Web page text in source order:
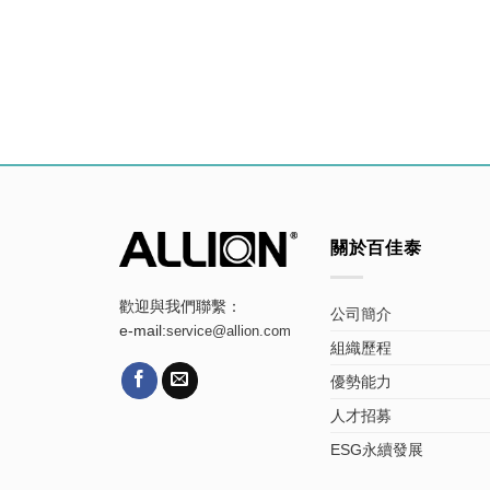
歡迎與我們聯繫：
e-mail:service@allion.com
關於百佳泰
公司簡介
組織歷程
優勢能力
人才招募
ESG永續發展